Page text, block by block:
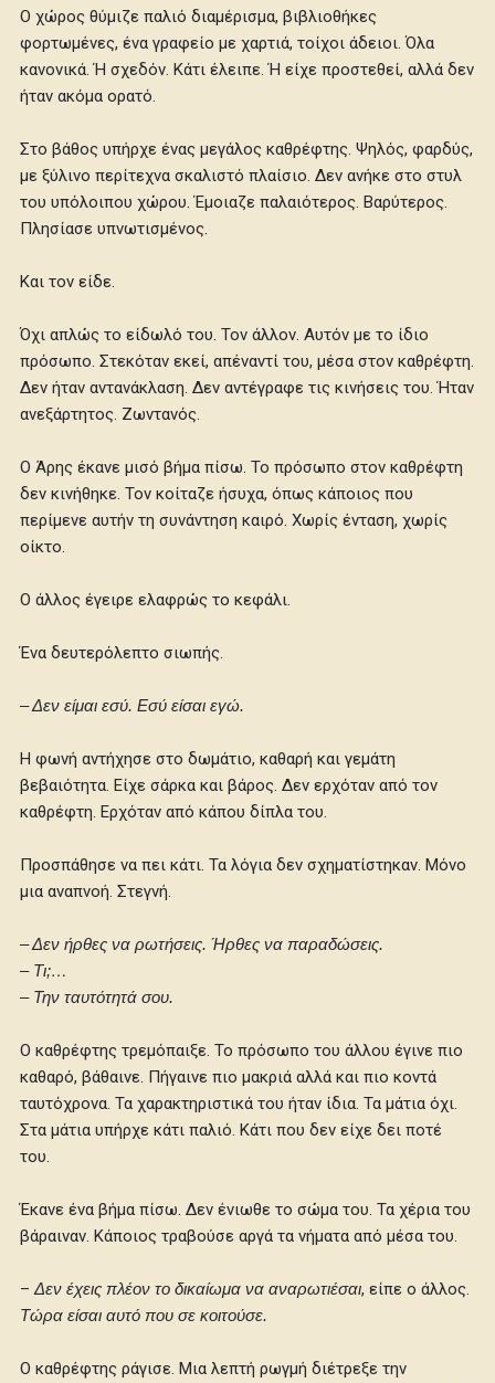
Ο χώρος θύμιζε παλιό διαμέρισμα, βιβλιοθήκες
φορτωμένες, ένα γραφείο με χαρτιά, τοίχοι άδειοι. Όλα
κανονικά. Ή σχεδόν. Κάτι έλειπε. Ή είχε προστεθεί, αλλά δεν
ήταν ακόμα ορατό.
Στο βάθος υπήρχε ένας μεγάλος καθρέφτης. Ψηλός, φαρδύς,
με ξύλινο περίτεχνα σκαλιστό πλαίσιο. Δεν ανήκε στο στυλ
του υπόλοιπου χώρου. Έμοιαζε παλαιότερος. Βαρύτερος.
Πλησίασε υπνωτισμένος.
Και τον είδε.
Όχι απλώς το είδωλό του. Τον άλλον. Αυτόν με το ίδιο
πρόσωπο. Στεκόταν εκεί, απέναντί του, μέσα στον καθρέφτη.
Δεν ήταν αντανάκλαση. Δεν αντέγραφε τις κινήσεις του. Ήταν
ανεξάρτητος. Ζωντανός.
Ο Άρης έκανε μισό βήμα πίσω. Το πρόσωπο στον καθρέφτη
δεν κινήθηκε. Τον κοίταζε ήσυχα, όπως κάποιος που
περίμενε αυτήν τη συνάντηση καιρό. Χωρίς ένταση, χωρίς
οίκτο.
Ο άλλος έγειρε ελαφρώς το κεφάλι.
Ένα δευτερόλεπτο σιωπής.
– Δεν είμαι εσύ. Εσύ είσαι εγώ.
Η φωνή αντήχησε στο δωμάτιο, καθαρή και γεμάτη
βεβαιότητα. Είχε σάρκα και βάρος. Δεν ερχόταν από τον
καθρέφτη. Ερχόταν από κάπου δίπλα του.
Προσπάθησε να πει κάτι. Τα λόγια δεν σχηματίστηκαν. Μόνο
μια αναπνοή. Στεγνή.
– Δεν ήρθες να ρωτήσεις. Ήρθες να παραδώσεις.
– Τι;…
– Την ταυτότητά σου.
Ο καθρέφτης τρεμόπαιξε. Το πρόσωπο του άλλου έγινε πιο
καθαρό, βάθαινε. Πήγαινε πιο μακριά αλλά και πιο κοντά
ταυτόχρονα. Τα χαρακτηριστικά του ήταν ίδια. Τα μάτια όχι.
Στα μάτια υπήρχε κάτι παλιό. Κάτι που δεν είχε δει ποτέ
του.
Έκανε ένα βήμα πίσω. Δεν ένιωθε το σώμα του. Τα χέρια του
βάραιναν. Κάποιος τραβούσε αργά τα νήματα από μέσα του.
–Δεν έχεις πλέον το δικαίωμα να αναρωτιέσαι, είπε ο άλλος.
Τώρα είσαι αυτό που σε κοιτούσε.
Ο καθρέφτης ράγισε. Μια λεπτή ρωγμή διέτρεξε την